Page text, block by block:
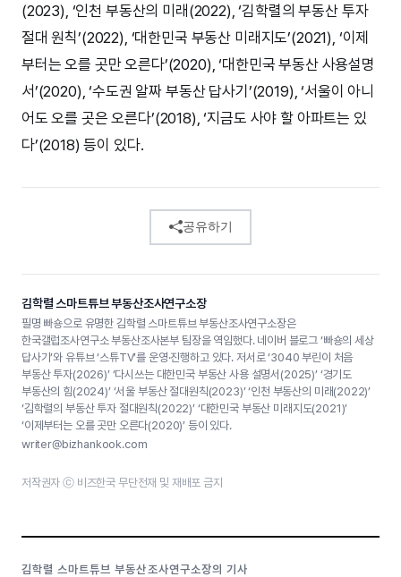
(2023), ‘인천 부동산의 미래(2022), ‘김학렬의 부동산 투자
절대 원칙’(2022), ‘대한민국 부동산 미래지도’(2021), ‘이제
부터는 오를 곳만 오른다’(2020), ‘대한민국 부동산 사용설명
서’(2020), ‘수도권 알짜 부동산 답사기’(2019), ‘서울이 아니
어도 오를 곳은 오른다’(2018), ‘지금도 사야 할 아파트는 있
다’(2018) 등이 있다.
공유하기
김학렬 스마트튜브 부동산조사연구소장
필명 빠숑으로 유명한 김학렬 스마트튜브 부동산조사연구소장은
한국갤럽조사연구소 부동산조사본부 팀장을 역임했다. 네이버 블로그 ‘빠숑의 세상
답사기’와 유튜브 ‘스튜TV’를 운영·진행하고 있다. 저서로 ‘3040 부린이 처음
부동산 투자(2026)’ ‘다시쓰는 대한민국 부동산 사용 설명서(2025)’ ‘경기도
부동산의 힘(2024)’ ‘서울 부동산 절대원칙(2023)’ ‘인천 부동산의 미래(2022)’
‘김학렬의 부동산 투자 절대원칙(2022)’ ‘대한민국 부동산 미래지도(2021)’
‘이제부터는 오를 곳만 오른다(2020)’ 등이 있다.
writer@bizhankook.com
저작권자 ⓒ 비즈한국 무단전재 및 재배포 금지
김학렬 스마트튜브 부동산조사연구소장의 기사